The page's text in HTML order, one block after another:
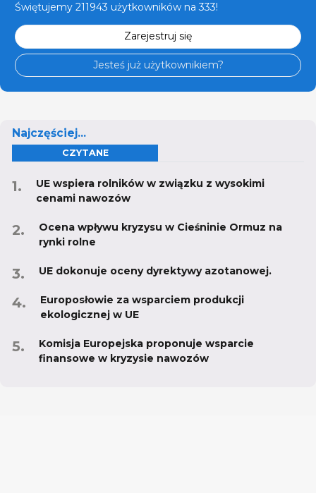
Świętujemy 211943 użytkowników na 333!
Zarejestruj się
Jesteś już użytkownikiem?
Najczęściej...
CZYTANE
UE wspiera rolników w związku z wysokimi
cenami nawozów
Ocena wpływu kryzysu w Cieśninie Ormuz na
rynki rolne
UE dokonuje oceny dyrektywy azotanowej.
Europosłowie za wsparciem produkcji
ekologicznej w UE
Komisja Europejska proponuje wsparcie
finansowe w kryzysie nawozów